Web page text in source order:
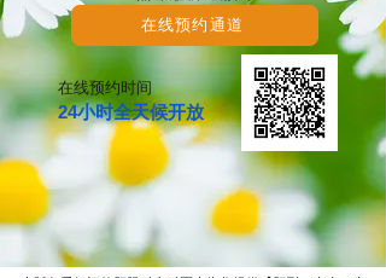
在线预约通道
在线预约时间
24小时全天候开放